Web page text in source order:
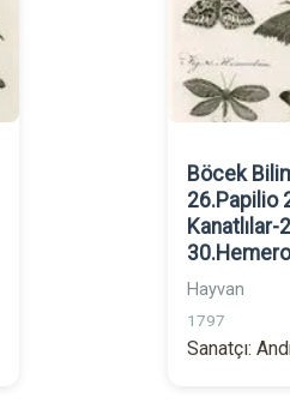
Böcek
26.Papilio
Hayvan
1797
Sanatçı: